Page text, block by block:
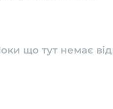
що тут немає